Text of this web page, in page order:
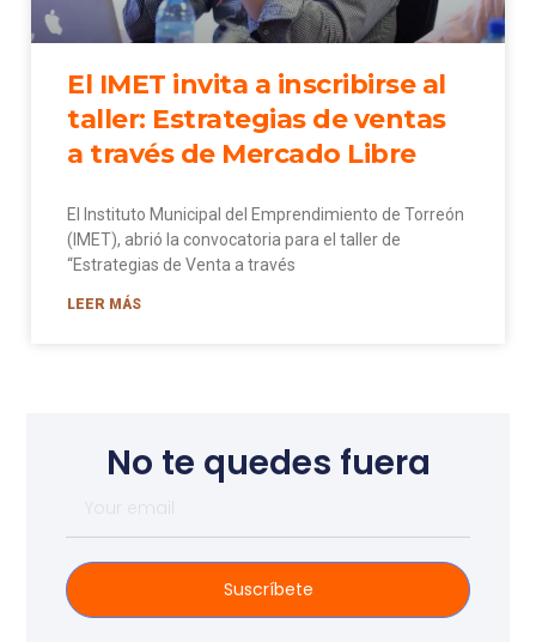
El IMET invita a inscribirse al
taller: Estrategias de ventas
a través de Mercado Libre
El Instituto Municipal del Emprendimiento de Torreón
(IMET), abrió la convocatoria para el taller de
“Estrategias de Venta a través
LEER MÁS
No te quedes fuera
Suscríbete